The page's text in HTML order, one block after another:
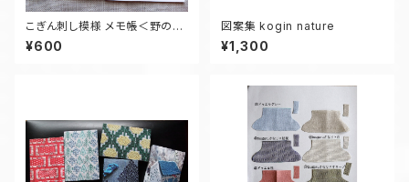
こぎん刺し模様 メモ帳＜野のう
さぎトマラズ＞
¥600
図案集 kogin nature
¥1,300